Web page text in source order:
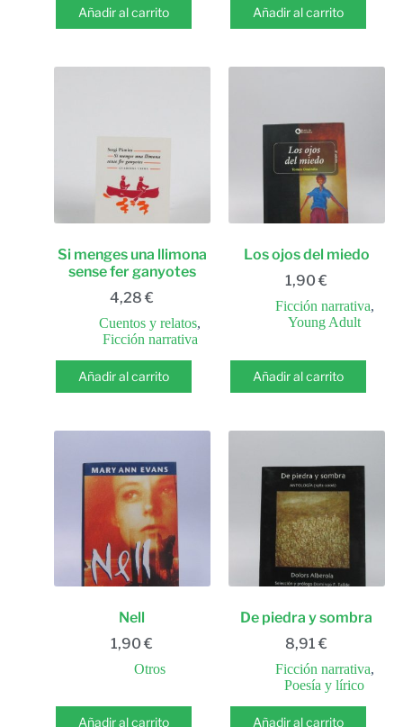
Añadir al carrito Añadir al carrito
Si menges una llimona
sense fer ganyotes
4,28€
Cuentos y relatos,
Ficción narrativa
Añadir al carrito
Los ojos del miedo
1,90€
Ficción narrativa,
Young Adult
Añadir al carrito
Nell
1,90€
Otros
Añadir al carrito
De piedra y sombra
8,91€
Ficción narrativa,
Poesía y lírico
Añadir al carrito